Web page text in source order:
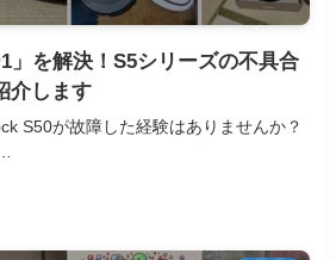
」を解決！S5シリーズの不具合
介します
S50が故障した経験はありませんか？